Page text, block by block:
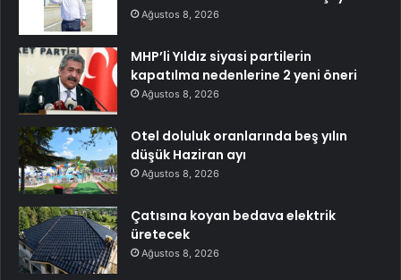
Ağustos 8, 2026
MHP’li Yıldız siyasi partilerin
kapatılma nedenlerine 2 yeni öneri
Ağustos 8, 2026
Otel doluluk oranlarında beş yılın
düşük Haziran ayı
Ağustos 8, 2026
Çatısına koyan bedava elektrik
üretecek
Ağustos 8, 2026